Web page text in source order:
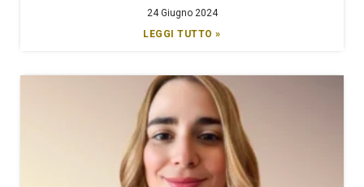
24 Giugno 2024
LEGGI TUTTO »